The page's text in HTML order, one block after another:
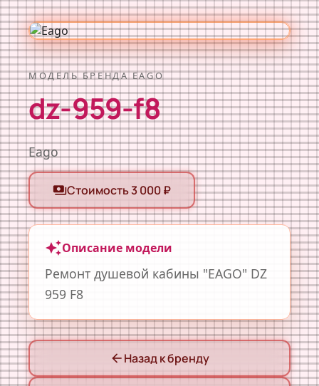
МОДЕЛЬ БРЕНДА EAGO
dz-959-f8
Eago
paymentsСтоимость 3 000 ₽
auto_awesomeОписание модели
Ремонт душевой кабины "EAGO" DZ
959 F8
arrow_back Назад к бренду